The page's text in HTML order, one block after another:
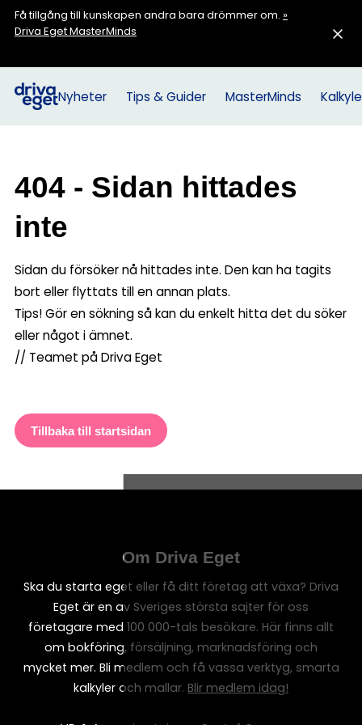
Få tillgång till kunskapen andra bara drömmer om. »
Driva Eget MasterMinds
Nyheter Tips & Guider MasterMinds
404 - Sidan hittades
inte
Sidan du försöker nå hittades inte. Den kan ha tagits
bort eller flyttats till en annan plats.
Tips! Gör en sökning så kan du enkelt hitta det du söker
eller något i ämnet.
// Teamet på Driva Eget
Tillbaka till startsidan
Om Driva Eget
Ska du starta eget eller få ditt företag att växa? Driva
Eget är en av Sveriges största sajter för oss
företagare med 100 000-tals besökare. Här finns allt
om bokföring, försäljning, marknadsföring och
mycket mer. Bli medlem och få vassa verktyg, smarta
kalkyler och mallar. Blir medlem idag!